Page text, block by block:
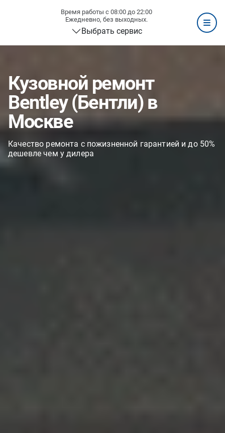
Время работы с 08:00 до 22:00
Ежедневно, без выходных.
Выбрать сервис
Кузовной ремонт
Bentley (Бентли) в
Москве
Качество ремонта с пожизненной гарантией и до 50%
дешевле чем у дилера